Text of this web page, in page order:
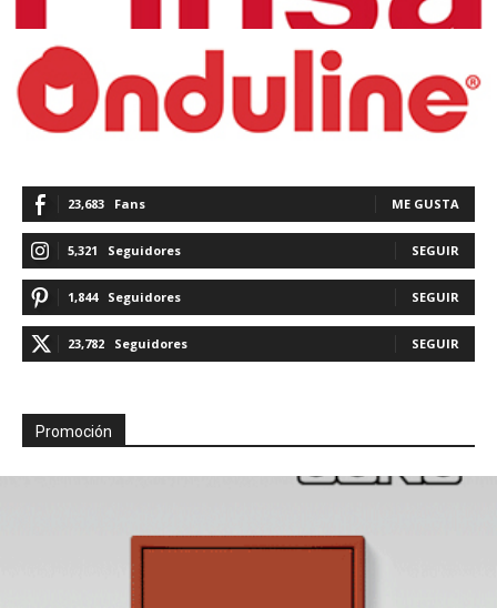
23,683 Fans ME GUSTA
5,321 Seguidores SEGUIR
1,844 Seguidores SEGUIR
23,782 Seguidores SEGUIR
Promoción